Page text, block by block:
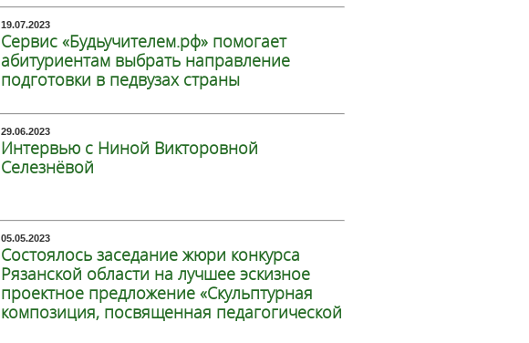
19.07.2023
Сервис «Будьучителем.рф» помогает
абитуриентам выбрать направление
подготовки в педвузах страны
29.06.2023
Интервью с Ниной Викторовной
Селезнёвой
05.05.2023
Состоялось заседание жюри конкурса
Рязанской области на лучшее эскизное
проектное предложение «Скульптурная
композиция, посвященная педагогической